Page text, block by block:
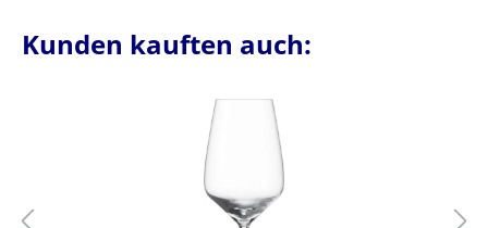
Kunden kauften auch: